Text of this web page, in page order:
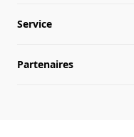
Chronologie
Présence internationale
Infos du secteur
Activités LONGi
Service
Téléchargement
Partenaires